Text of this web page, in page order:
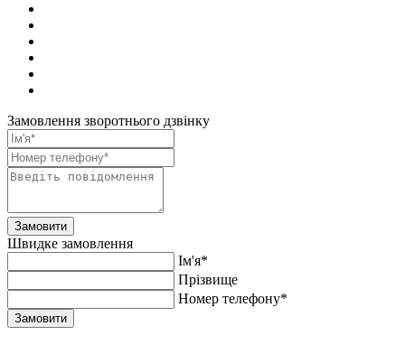
Замовлення зворотнього дзвінку
Замовити
Швидке замовлення
Ім'я*
Прiзвище
Номер телефону*